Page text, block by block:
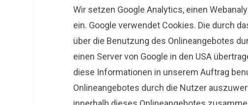
Wir setzen Google Analytics, einen
ein. Google verwendet Cookies. Die durch
über die Benutzung des Onlineangebotes
einen Server von Google in den USA
diese Informationen in unserem Auftrag
Onlineangebotes durch die Nutzer